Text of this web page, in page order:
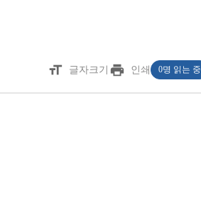
format_size 글자크기 print 인쇄 0명 읽는 중